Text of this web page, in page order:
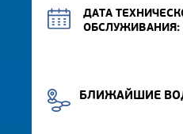
ДАТА
ОБСЛУЖИВАНИЯ:
БЛИЖАЙШИЕ